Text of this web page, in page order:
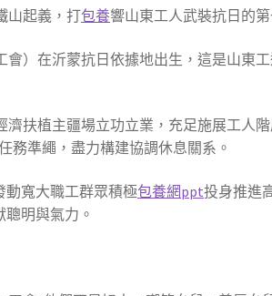
山起義，打包養響山東工人武裝抗日的第
）在沂蒙抗日依據地出生，這是山東
扶植主疆場立功立業，充足施展工人
務準繩，盡力構建協調休息關系。
動寬大職工群眾積極包養網ppt投身推進
明與氣力。